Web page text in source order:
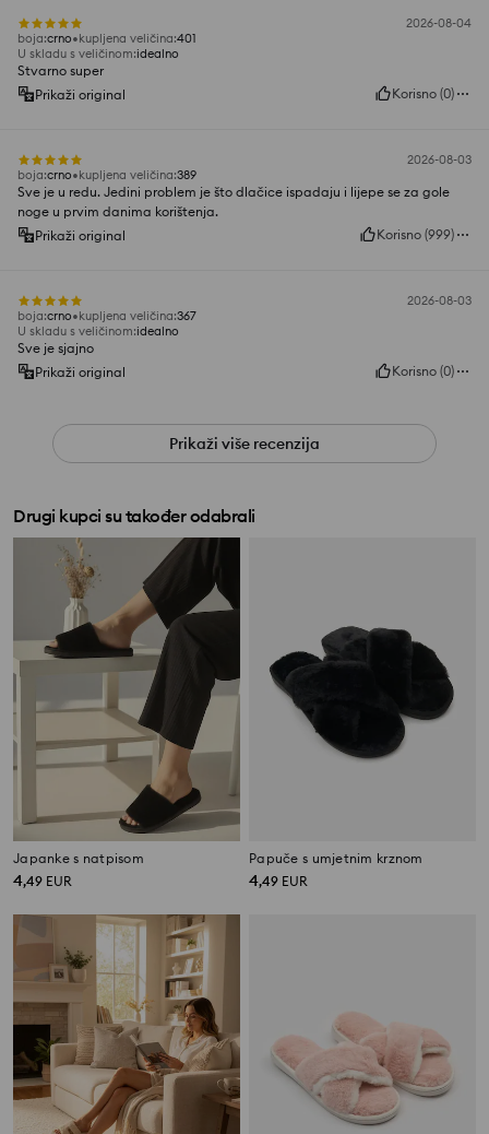
2026-08-04
boja:crno kupljena veličina:401
U skladu s veličinom:idealno
Stvarno super
Prikaži original
Korisno (0)
2026-08-03
boja:crno kupljena veličina:389
Sve je u redu. Jedini problem je što dlačice ispadaju i lijepe se za gole
noge u prvim danima korištenja.
Prikaži original
Korisno (999)
2026-08-03
boja:crno kupljena veličina:367
U skladu s veličinom:idealno
Sve je sjajno
Prikaži original
Korisno (0)
Prikaži više recenzija
Drugi kupci su također odabrali
Japanke s natpisom
4,49 EUR
Papuče s umjetnim krznom
4,49 EUR